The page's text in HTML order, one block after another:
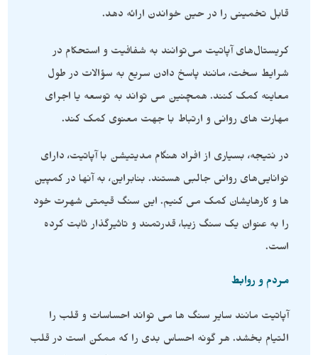
قابل تخمینی را در حین خواندن ارائه دهد.
کریستال‌های آپاتیت می‌توانند به شفافیت و استحکام در
شرایط سخت، مانند پاسخ دادن سریع به سؤالات در طول
معاینه کمک کنند. همچنین می تواند به توسعه یا اجرای
مهارت های روانی و ارتباط با جهت معنوی کمک کند.
در نتیجه، بسیاری از افراد هنگام مدیتیشن با آپاتیت، دارای
توانایی‌های روانی جالبی هستند. بنابراین، به آنها در کمپین
ها و کارهایشان کمک می کنیم. این سنگ قیمتی شهرت خود
را به عنوان یک سنگ زیبا، قدرتمند و تاثیرگذار ثابت کرده
است.
مردم و روابط
آپاتیت مانند سایر سنگ ها می تواند احساسات و قلب را
التیام بخشد. هر گونه احساس بدی را که ممکن است در قلب